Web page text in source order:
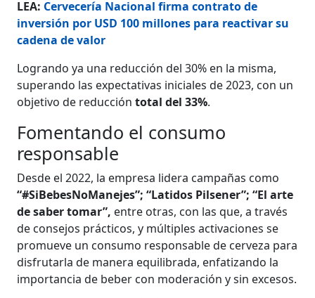
LEA: Cervecería Nacional firma contrato de
inversión por USD 100 millones para reactivar su
cadena de valor
Logrando ya una reducción del 30% en la misma,
superando las expectativas iniciales de 2023, con un
objetivo de reduccióntotal del 33%.
Fomentando el consumo
responsable
Desde el 2022, la empresa lidera campañas como
“#SiBebesNoManejes”; “Latidos Pilsener”; “El arte
de saber tomar”, entre otras, con las que, a través
de consejos prácticos, y múltiples activaciones se
promueve un consumo responsable de cerveza para
disfrutarla de manera equilibrada, enfatizando la
importancia de beber con moderación y sin excesos.